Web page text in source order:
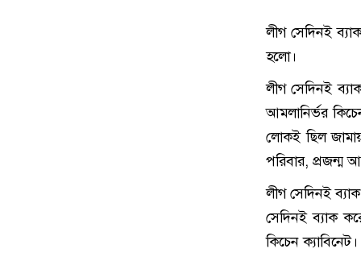
লীগ সেদিনই
হলো।
লীগ সেদিনই
আমলানির্ভর
লোকই ছিল
পরিবার, প্রজন্ম আর
লীগ সেদিনই
সেদিনই ব্যাক
কিচেন